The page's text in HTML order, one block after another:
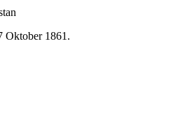
Oktober 1861.